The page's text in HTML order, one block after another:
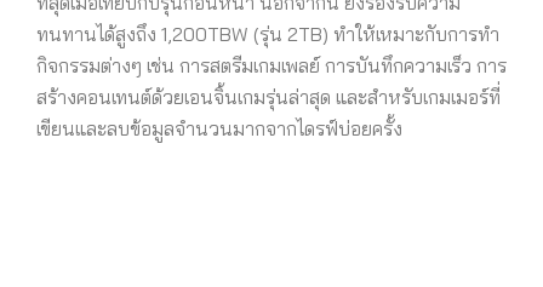
ทนทานได้สูงถึง 1,200TBW (รุ่น 2TB) ทำให้เหมาะกับการทำ
กิจกรรมต่างๆ เช่น การสตรีมเกมเพลย์ การบันทึกความเร็ว การ
สร้างคอนเทนต์ด้วยเอนจิ้นเกมรุ่นล่าสุด และสำหรับเกมเมอร์ที่
เขียนและลบข้อมูลจำนวนมากจากไดรฟ์บ่อยครั้ง